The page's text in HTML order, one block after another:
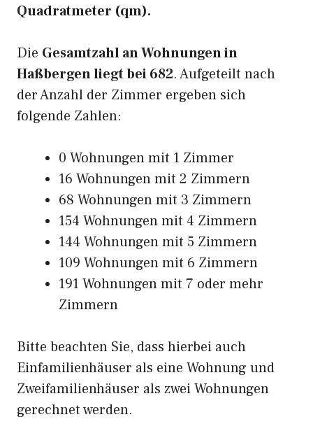
Quadratmeter (qm).
Die Gesamtzahl an Wohnungen in
Haßbergen liegt bei 682. Aufgeteilt nach
der Anzahl der Zimmer ergeben sich
folgende Zahlen:
0 Wohnungen mit 1 Zimmer
16 Wohnungen mit 2 Zimmern
68 Wohnungen mit 3 Zimmern
154 Wohnungen mit 4 Zimmern
144 Wohnungen mit 5 Zimmern
109 Wohnungen mit 6 Zimmern
191 Wohnungen mit 7 oder mehr
Zimmern
Bitte beachten Sie, dass hierbei auch
Einfamilienhäuser als eine Wohnung und
Zweifamilienhäuser als zwei Wohnungen
gerechnet werden.